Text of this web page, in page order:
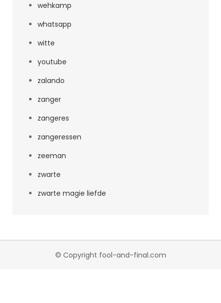
wehkamp
whatsapp
witte
youtube
zalando
zanger
zangeres
zangeressen
zeeman
zwarte
zwarte magie liefde
© Copyright fool-and-final.com